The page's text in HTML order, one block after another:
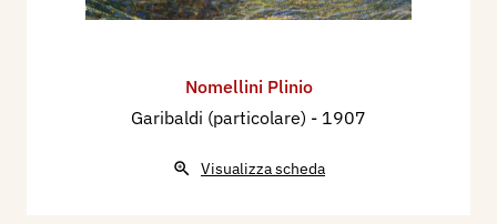
1901 - Vittorio Pica l'Arte Mondiale alla IV
Esposizione di Venezia, Bergamo, Istituto
Italiano d'Arti Grafiche, pp. 188, 189.
Nomellini Plinio
Garibaldi (particolare) - 1907
Visualizza scheda